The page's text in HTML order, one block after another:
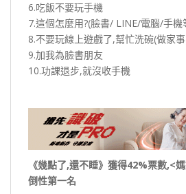
6.吃飯不要玩手機
7.這個怎麼用?(臉書/ LINE/電腦/手
8.不要玩線上遊戲了,幫忙洗碗(做家
9.加我為臉書朋友
10.功課退步,就沒收手機
《幾點了,還不睡》獲得42%票數,<
倒性第一名